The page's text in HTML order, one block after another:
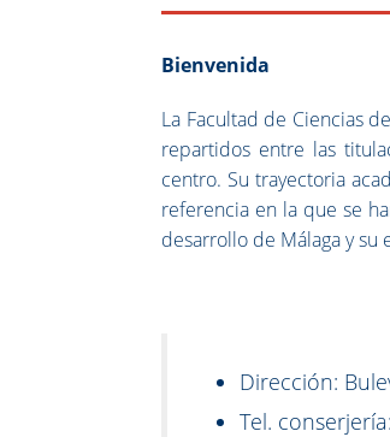
Bienvenida
La Facultad de Ciencias
repartidos entre las
centro. Su trayectoria
referencia en la que se
desarrollo de Málaga y su
Dirección:
Tel.